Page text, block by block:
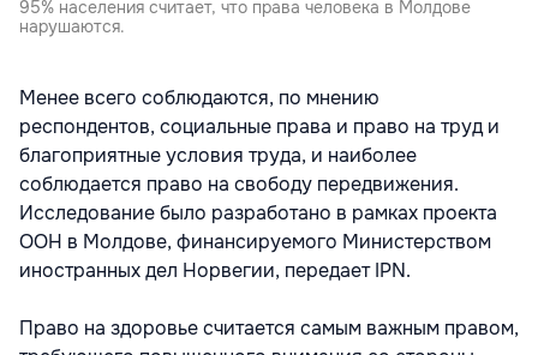
95% населения считает, что права человека в Молдове
нарушаются.
Менее всего соблюдаются, по мнению
респондентов, социальные права и право на труд и
благоприятные условия труда, и наиболее
соблюдается право на свободу передвижения.
Исследование было разработано в рамках проекта
ООН в Молдове, финансируемого Министерством
иностранных дел Норвегии, передает IPN.
Право на здоровье считается самым важным правом,